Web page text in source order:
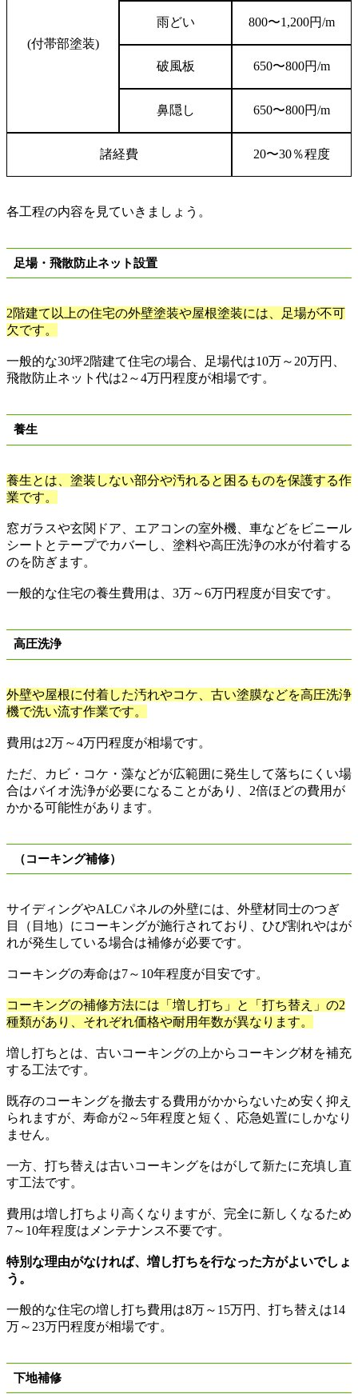
(付帯部塗装)
雨どい 800〜1,200円/m
破風板 650〜800円/m
鼻隠し 650〜800円/m
諸経費 20〜30％程度
各工程の内容を見ていきましょう。
足場・飛散防止ネット設置
2階建て以上の住宅の外壁塗装や屋根塗装には、足場が不可
欠です。
一般的な30坪2階建て住宅の場合、足場代は10万 ～20万円、
飛散防止ネット代は2～4万円程度が相場です。
養生
養生とは、塗装しない部分や汚れると困るものを保護する作
業です。
窓ガラスや玄関ドア、エアコンの室外機、車などをビニール
シートとテープでカバーし、塗料や高圧洗浄の水が付着する
のを防ぎます。
一般的な住宅の養生費用は、 3万～6万円程度が目安です。
高圧洗浄
外壁や屋根に付着した汚れやコケ、古い塗膜などを高圧洗浄
機で洗い流す作業です。
費用は2万～4万円程度が相場です。
ただ、カビ・コケ・藻などが広範囲に発生して落ちにくい場
合はバイオ洗浄が必要になることがあり、 2倍ほどの費用が
かかる可能性があります。
（コーキング補修）
サイディングやALCパネルの外壁には、外壁材同士のつぎ
目（目地）にコーキングが施行されており、ひび割れやはが
れが発生している場合は補修が必要です。
コーキングの寿命は7～ 10年程度が目安です。
コーキングの補修方法には「増し打ち」と「打ち替え」の2
種類があり、それぞれ価格や耐用年数が異なります。
増し打ちとは、古いコーキングの上からコーキング材を補充
する工法です。
既存のコーキングを撤去する費用がかからないため安く抑え
られますが、寿命が2 ～ 5年程度と短く、応急処置にしかなり
ません。
一方、打ち替えは古いコーキングをはがして新たに充填し直
す工法です。
費用は増し打ちより高くなりますが、完全に新しくなるため
7～ 10年程度はメンテナンス不要です。
特別な理由がなければ、増し打ちを行なった方がよいでしょ
う。
一般的な住宅の増し打ち費用は8万～ 15万円、打ち替えは14
万～ 23万円程度が相場です。
下地補修